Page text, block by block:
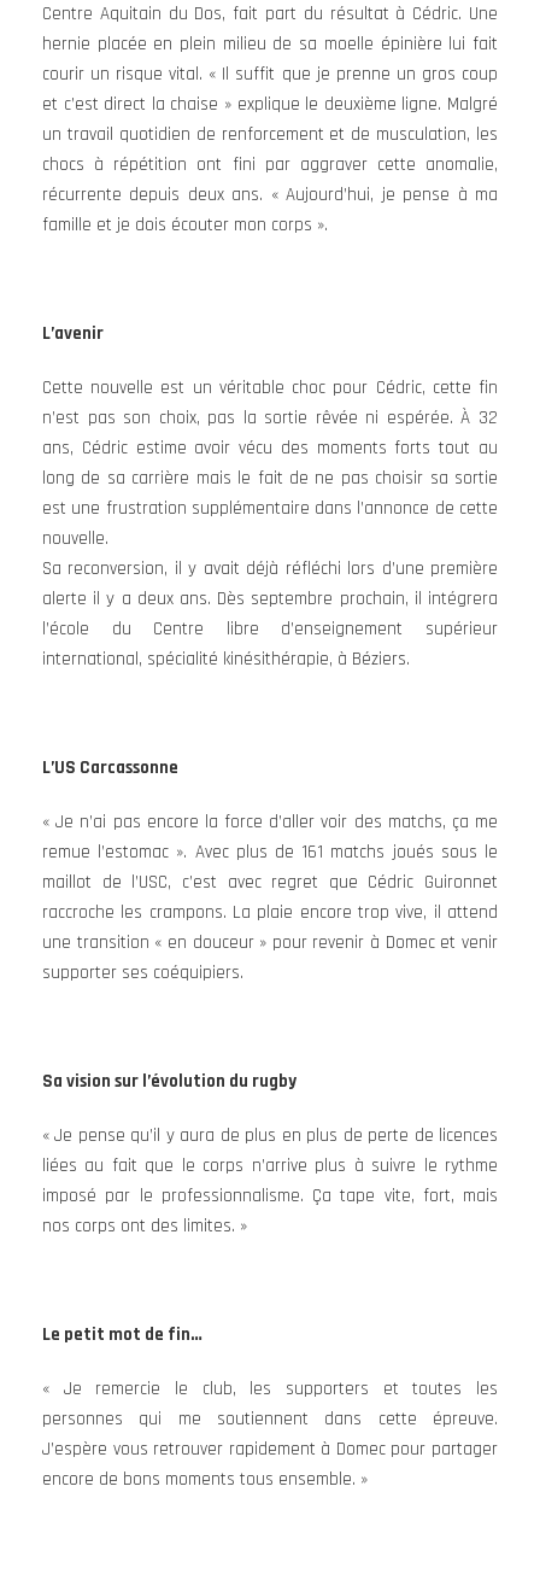
Centre Aquitain du Dos, fait part du résultat à Cédric. Une
hernie placée en plein milieu de sa moelle épinière lui fait
courir un risque vital. « Il suffit que je prenne un gros coup
et c’est direct la chaise » explique le deuxième ligne. Malgré
un travail quotidien de renforcement et de musculation, les
chocs à répétition ont fini par aggraver cette anomalie,
récurrente depuis deux ans. « Aujourd’hui, je pense à ma
famille et je dois écouter mon corps ».
L’avenir
Cette nouvelle est un véritable choc pour Cédric, cette fin
n’est pas son choix, pas la sortie rêvée ni espérée. À 32
ans, Cédric estime avoir vécu des moments forts tout au
long de sa carrière mais le fait de ne pas choisir sa sortie
est une frustration supplémentaire dans l’annonce de cette
nouvelle.
Sa reconversion, il y avait déjà réfléchi lors d’une première
alerte il y a deux ans. Dès septembre prochain, il intégrera
l’école du Centre libre d’enseignement supérieur
international, spécialité kinésithérapie, à Béziers.
L’US Carcassonne
« Je n’ai pas encore la force d’aller voir des matchs, ça me
remue l’estomac ». Avec plus de 161 matchs joués sous le
maillot de l’USC, c’est avec regret que Cédric Guironnet
raccroche les crampons. La plaie encore trop vive, il attend
une transition « en douceur » pour revenir à Domec et venir
supporter ses coéquipiers.
Sa vision sur l’évolution du rugby
« Je pense qu’il y aura de plus en plus de perte de licences
liées au fait que le corps n’arrive plus à suivre le rythme
imposé par le professionnalisme. Ça tape vite, fort, mais
nos corps ont des limites. »
Le petit mot de fin…
« Je remercie le club, les supporters et toutes les
personnes qui me soutiennent dans cette épreuve.
J’espère vous retrouver rapidement à Domec pour partager
encore de bons moments tous ensemble. »